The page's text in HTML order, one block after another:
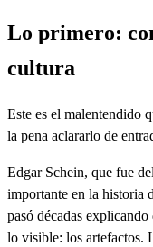
Lo primero:
cultura
Este es el malentendido
la pena aclararlo de
Edgar Schein, que fue
importante en la historia
pasó décadas
lo visible: los artefactos.